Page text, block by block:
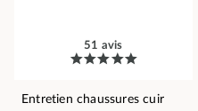
51 avis
Entretien chaussures cuir